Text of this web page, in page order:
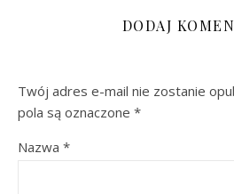
DODAJ
Twój adres e-mail nie zostanie
pola są oznaczone *
Nazwa *